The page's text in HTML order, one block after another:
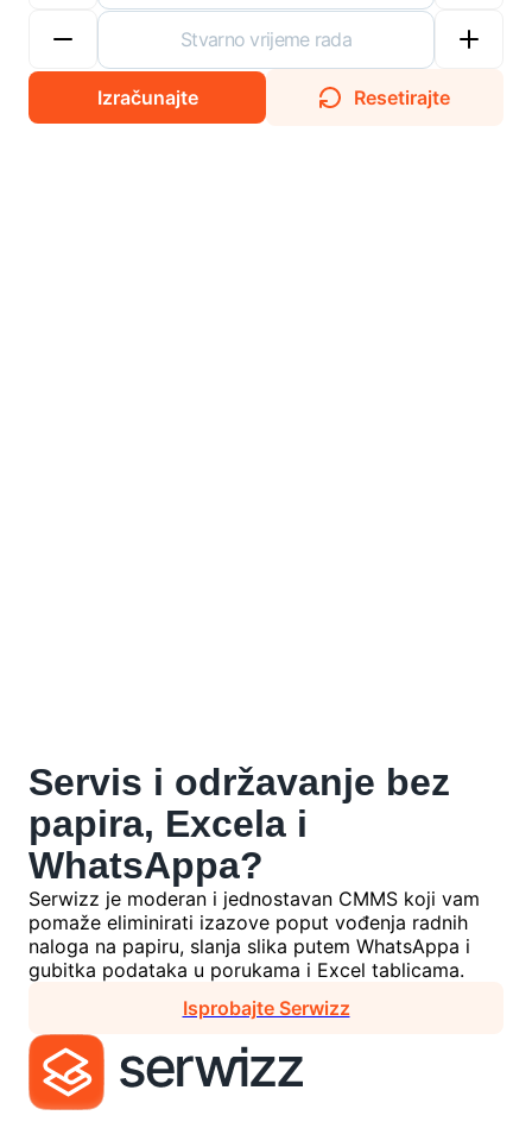
Izračunajte Resetirajte
Servis i održavanje bez
papira, Excela i
WhatsAppa?
Serwizz je moderan i jednostavan CMMS koji vam
pomaže eliminirati izazove poput vođenja radnih
naloga na papiru, slanja slika putem WhatsAppa i
gubitka podataka u porukama i Excel tablicama.
Isprobajte Serwizz